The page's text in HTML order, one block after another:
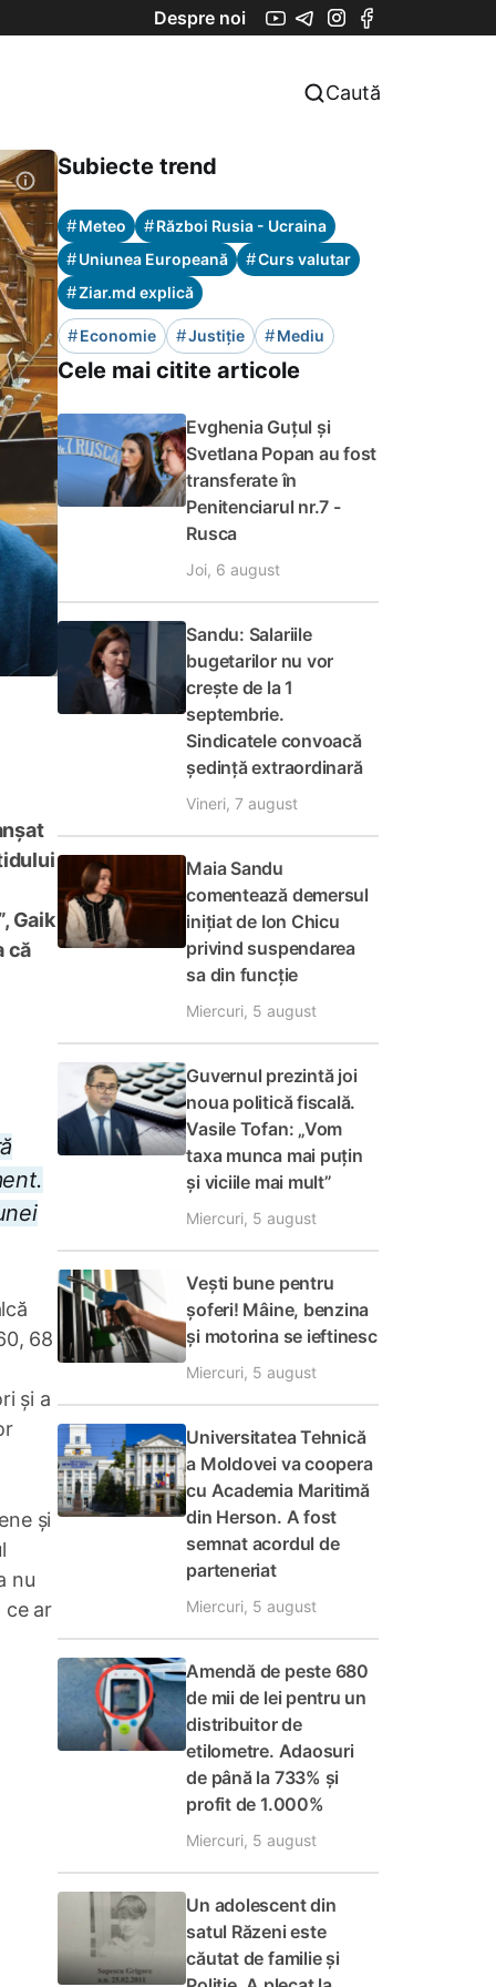
Despre noi
Caută
Gaik
că
68
și a
și
nu
ce ar
Subiecte trend
#Meteo #Război Rusia - Ucraina
#Uniunea Europeană #Curs valutar
#Ziar.md explică
#Economie #Justiție #Mediu
Cele mai citite articole
Evghenia Guțul și
Svetlana Popan au fost
transferate în
Penitenciarul nr.7 -
Rusca
Joi, 6 august
Sandu: Salariile
bugetarilor nu vor
crește de la 1
septembrie.
Sindicatele convoacă
ședință extraordinară
Vineri, 7 august
Maia Sandu
comentează demersul
inițiat de Ion Chicu
privind suspendarea
sa din funcție
Miercuri, 5 august
Guvernul prezintă joi
noua politică fiscală.
Vasile Tofan: „Vom
taxa munca mai puțin
și viciile mai mult”
Miercuri, 5 august
Vești bune pentru
șoferi! Mâine, benzina
și motorina se ieftinesc
Miercuri, 5 august
Universitatea Tehnică
a Moldovei va coopera
cu Academia Maritimă
din Herson. A fost
semnat acordul de
parteneriat
Miercuri, 5 august
Amendă de peste 680
de mii de lei pentru un
distribuitor de
etilometre. Adaosuri
de până la 733% și
profit de 1.000%
Miercuri, 5 august
Un adolescent din
satul Răzeni este
căutat de familie și